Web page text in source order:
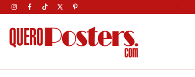
em todos os pôsteres com o cupom: FERIAS30 🚨